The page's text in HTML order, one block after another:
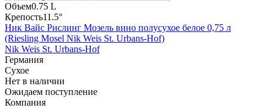
Объем0.75 L
Крепость11.5°
Ник Вайс Рислинг Мозель вино полусухое белое 0,75 л
(Riesling Mosel Nik Weis St. Urbans-Hof)
Nik Weis St. Urbans-Hof
Германия
Сухое
Нет в наличии
Ожидаем поступление
Компания